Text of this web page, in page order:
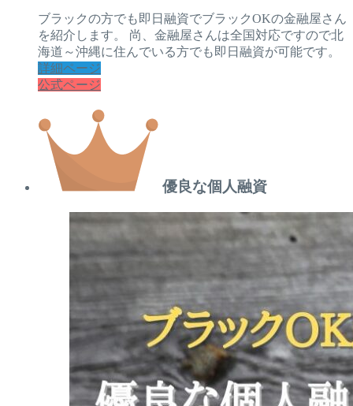
ブラックの方でも即日融資でブラックOKの金融屋さん
を紹介します。 尚、金融屋さんは全国対応ですので北
海道～沖縄に住んでいる方でも即日融資が可能です。
詳細ページ
公式ページ
優良な個人融資